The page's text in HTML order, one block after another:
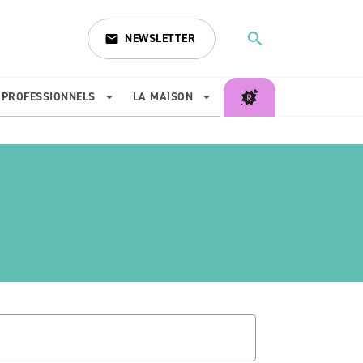
email NEWSLETTER search
PROFESSIONNELS arrow_drop_down LA MAISON arrow_drop_down
search